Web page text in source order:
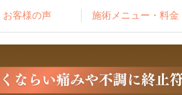
お客様の声 施術メニュー・料金